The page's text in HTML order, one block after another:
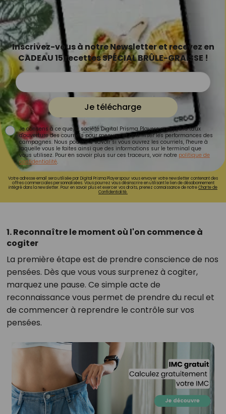
Inscrivez-vous à notre Newsletter et recevez en
CADEAU 15 recettes SPÉCIAL BRÛLE-GRAISSE !
Je télécharge
Je consens à ce que la société Digital Prisma Players analyse le taux
d'ouverture des courriels pour mesurer et optimiser les performances des
campagnes. Nous pourrons savoir si vous ouvrez les courriels, l'heure à
laquelle vous le faites ainsi que des informations sur le terminal que
vous utilisez. Pour en savoir plus sur ces traceurs, voir notre politique de
confidentialité.
Votre adresse email sera utilisée par Digital Prisma Playerspour vous envoyer votre newsletter contenant des
offres commerciales personnalisées. Vous pourrez vous désinscrire en utilisant le lien de désabonnement
intégré dans la newsletter. Pour en savoir plus et exercer vos droits, prenez connaissance de notreCharte de
Confidentialité.
1. Reconnaître le moment où l'on commence à
cogiter
La première étape est de prendre conscience de nos
pensées. Dès que vous vous surprenez à cogiter,
marquez une pause. Ce simple acte de
reconnaissance vous permet de prendre du recul et
de commencer à reprendre le contrôle sur vos
pensées.